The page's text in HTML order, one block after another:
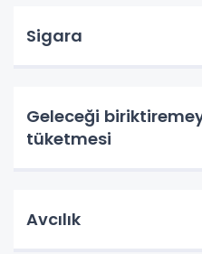
Sigara
Geleceği
tüketmesi
Avcılık